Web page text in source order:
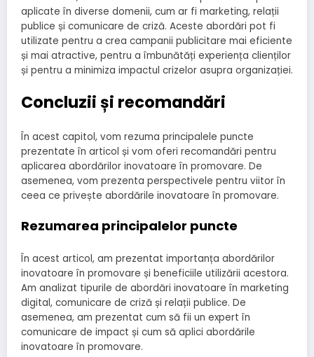
aplicate în diverse domenii, cum ar fi marketing, relații
publice și comunicare de criză. Aceste abordări pot fi
utilizate pentru a crea campanii publicitare mai eficiente
și mai atractive, pentru a îmbunătăți experiența clienților
și pentru a minimiza impactul crizelor asupra organizației.
Concluzii și recomandări
În acest capitol, vom rezuma principalele puncte
prezentate în articol și vom oferi recomandări pentru
aplicarea abordărilor inovatoare în promovare. De
asemenea, vom prezenta perspectivele pentru viitor în
ceea ce privește abordările inovatoare în promovare.
Rezumarea principalelor puncte
În acest articol, am prezentat importanța abordărilor
inovatoare în promovare și beneficiile utilizării acestora.
Am analizat tipurile de abordări inovatoare în marketing
digital, comunicare de criză și relații publice. De
asemenea, am prezentat cum să fii un expert în
comunicare de impact și cum să aplici abordările
inovatoare în promovare.